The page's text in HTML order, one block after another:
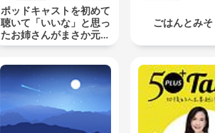
ポッドキャストを初めて
聴いて「いいな」と思っ
たお姉さんがまさか元セ
クシー女優の矢埜
ごはんとみ